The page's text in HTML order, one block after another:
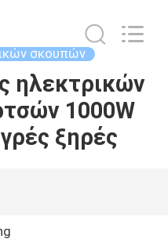
σκουπών
ηλεκτρικών
1000W
ξηρές